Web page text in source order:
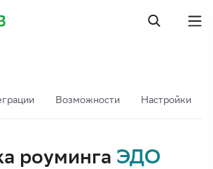
Возможности Настройки
роуминга ЭДО